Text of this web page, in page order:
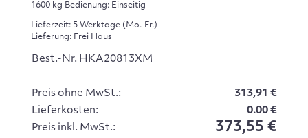
1600 kg Bedienung: Einseitig
Lieferzeit: 5 Werktage (Mo.-Fr.)
Lieferung: Frei Haus
Best.-Nr. HKA20813XM
Preis ohne MwSt.:
313,91 €
Lieferkosten:
0.00 €
Preis inkl. MwSt.:
373,55 €